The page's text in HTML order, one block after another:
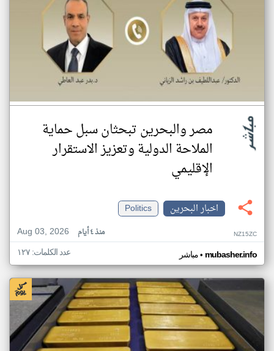
مصر والبحرين تبحثان سبل حماية
الملاحة الدولية وتعزيز الاستقرار
الإقليمي
اخبار البحرين
Politics
Aug 03, 2026
منذ ٤ أيام NZ15ZC
مباشر• mubasher.info عدد الكلمات: ١٢٧